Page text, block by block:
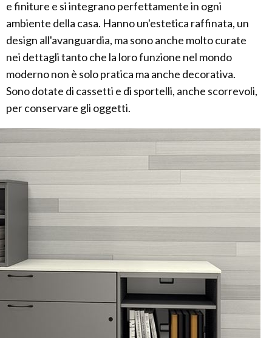
e finiture e si integrano perfettamente in ogni
ambiente della casa. Hanno un'estetica raffinata, un
design all'avanguardia, ma sono anche molto curate
nei dettagli tanto che la loro funzione nel mondo
moderno non è solo pratica ma anche decorativa.
Sono dotate di cassetti e di sportelli, anche scorrevoli,
per conservare gli oggetti.